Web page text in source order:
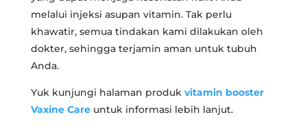
melalui injeksi asupan vitamin. Tak perlu
khawatir, semua tindakan kami dilakukan oleh
dokter, sehingga terjamin aman untuk tubuh
Anda.
Yuk kunjungi halaman produk vitamin booster
Vaxine Careuntuk informasi lebih lanjut.